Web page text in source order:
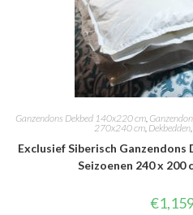
Ganzendons Dekbed 140x220 cm
270x240 cm, Dekbedden,
Exclusief Siberisch
Seizoenen 240 x 200
€